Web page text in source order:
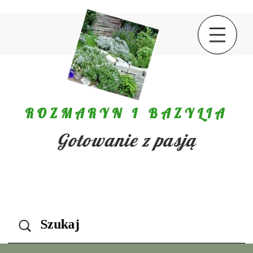
ROZMARYN I BAZYLIA
Gotowanie z pasją